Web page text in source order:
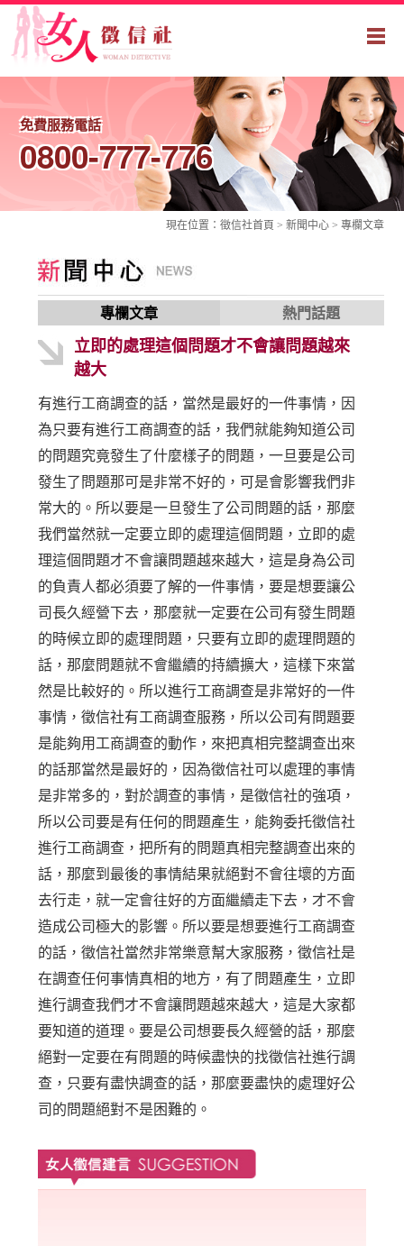
免費服務電話
0800-777-776
現在位置： 徵信社首頁 > 新聞中心 > 專欄文章
專欄文章 熱門話題
立即的處理這個問題才不會讓問題越來
越大
有進行工商調查的話，當然是最好的一件事情，因
為只要有進行工商調查的話，我們就能夠知道公司
的問題究竟發生了什麼樣子的問題，一旦要是公司
發生了問題那可是非常不好的，可是會影響我們非
常大的。所以要是一旦發生了公司問題的話，那麼
我們當然就一定要立即的處理這個問題，立即的處
理這個問題才不會讓問題越來越大，這是身為公司
的負責人都必須要了解的一件事情，要是想要讓公
司長久經營下去，那麼就一定要在公司有發生問題
的時候立即的處理問題，只要有立即的處理問題的
話，那麼問題就不會繼續的持續擴大，這樣下來當
然是比較好的。所以進行工商調查是非常好的一件
事情，徵信社有工商調查服務，所以公司有問題要
是能夠用工商調查的動作，來把真相完整調查出來
的話那當然是最好的，因為徵信社可以處理的事情
是非常多的，對於調查的事情，是徵信社的強項，
所以公司要是有任何的問題產生，能夠委托徵信社
進行工商調查，把所有的問題真相完整調查出來的
話，那麼到最後的事情結果就絕對不會往壞的方面
去行走，就一定會往好的方面繼續走下去，才不會
造成公司極大的影響。所以要是想要進行工商調查
的話，徵信社當然非常樂意幫大家服務，徵信社是
在調查任何事情真相的地方，有了問題產生，立即
進行調查我們才不會讓問題越來越大，這是大家都
要知道的道理。要是公司想要長久經營的話，那麼
絕對一定要在有問題的時候盡快的找徵信社進行調
查，只要有盡快調查的話，那麼要盡快的處理好公
司的問題絕對不是困難的。